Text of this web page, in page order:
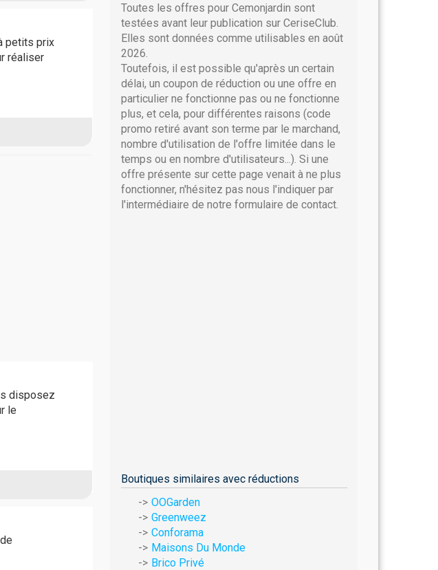
petits prix
réaliser
disposez
le
Toutes les offres pour Cemonjardin sont
testées avant leur publication sur CeriseClub.
Elles sont données comme utilisables en août
2026.
Toutefois, il est possible qu'après un certain
délai, un coupon de réduction ou une offre en
particulier ne fonctionne pas ou ne fonctionne
plus, et cela, pour différentes raisons (code
promo retiré avant son terme par le marchand,
nombre d'utilisation de l'offre limitée dans le
temps ou en nombre d'utilisateurs...). Si une
offre présente sur cette page venait à ne plus
fonctionner, n'hésitez pas nous l'indiquer par
l'intermédiaire de notre formulaire de contact.
Boutiques similaires avec réductions
OOGarden
Greenweez
Conforama
Maisons Du Monde
Brico Privé